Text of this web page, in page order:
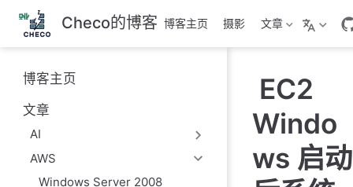
跳
至
主
要
內
容
Checo的博客 博客主页 摄影 文章
博客主页
文章
AI
AWS
Windows Server 2008
EC2
Windo
ws 启动